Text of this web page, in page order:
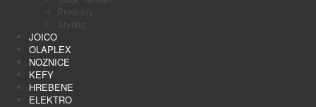
Produkty
Styling
JOICO
OLAPLEX
NOZNICE
KEFY
HREBENE
ELEKTRO